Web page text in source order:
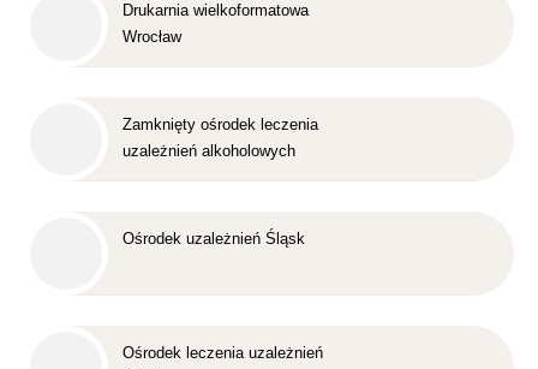
Drukarnia wielkoformatowa
Wrocław
Zamknięty ośrodek leczenia
uzależnień alkoholowych
Ośrodek uzależnień Śląsk
Ośrodek leczenia uzależnień